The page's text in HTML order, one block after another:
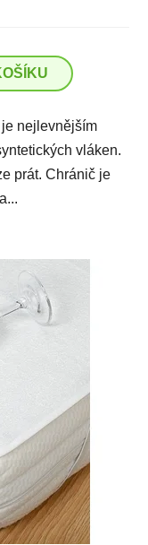
nejlevnějším
vláken.
prát. Chránič je